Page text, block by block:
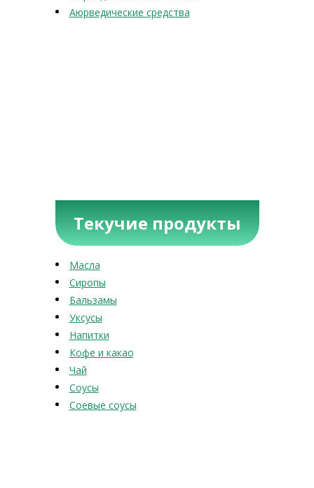
Аюрведические средства
Текучие продукты
Масла
Сиропы
Бальзамы
Уксусы
Напитки
Кофе и какао
Чай
Соусы
Соевые соусы